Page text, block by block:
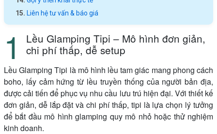
Liên hệ tư vấn & báo giá
Lều Glamping Tipi – Mô hình đơn giản,
chi phí thấp, dễ setup
Lều Glamping Tipi là mô hình lều tam giác mang phong cách
boho, lấy cảm hứng từ lều truyền thống của người bản địa,
được cải tiến để phục vụ nhu cầu lưu trú hiện đại. Với thiết kế
đơn giản, dễ lắp đặt và chi phí thấp, tipi là lựa chọn lý tưởng
để bắt đầu mô hình glamping quy mô nhỏ hoặc thử nghiệm
kinh doanh.